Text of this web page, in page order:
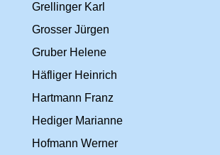
Grellinger Karl
Grosser Jürgen
Gruber Helene
Häfliger Heinrich
Hartmann Franz
Hediger Marianne
Hofmann Werner